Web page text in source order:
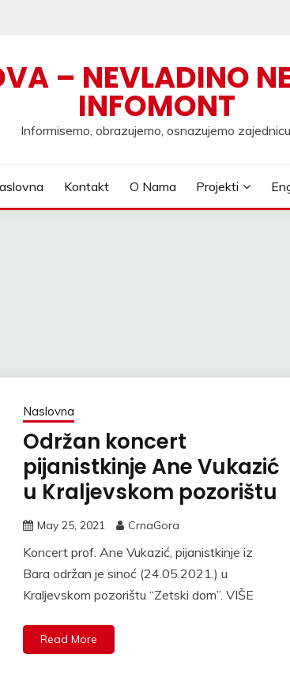
– NEVLADINO
INFOMONT
Informisemo, obrazujemo, osnazujemo
Kontakt O Nama Projekti
Naslovna
Održan koncert
pijanistkinje Ane Vukazić
u Kraljevskom pozorištu
May 25, 2021 CrnaGora
Koncert prof. Ane Vukazić, pijanistkinje iz
Bara održan je sinoć (24.05.2021.) u
Kraljevskom pozorištu “Zetski dom”. VIŠE
Read More